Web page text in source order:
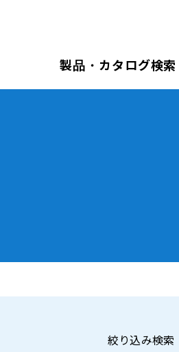
製品・カタログ検索
絞り込み検索